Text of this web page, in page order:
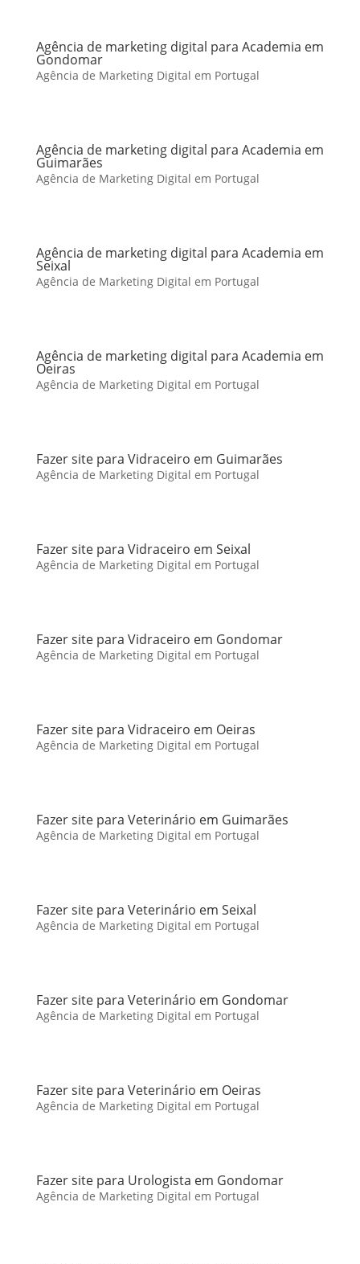
Agência de marketing digital para Academia em
Gondomar
Agência de Marketing Digital em Portugal
Agência de marketing digital para Academia em
Guimarães
Agência de Marketing Digital em Portugal
Agência de marketing digital para Academia em
Seixal
Agência de Marketing Digital em Portugal
Agência de marketing digital para Academia em
Oeiras
Agência de Marketing Digital em Portugal
Fazer site para Vidraceiro em Guimarães
Agência de Marketing Digital em Portugal
Fazer site para Vidraceiro em Seixal
Agência de Marketing Digital em Portugal
Fazer site para Vidraceiro em Gondomar
Agência de Marketing Digital em Portugal
Fazer site para Vidraceiro em Oeiras
Agência de Marketing Digital em Portugal
Fazer site para Veterinário em Guimarães
Agência de Marketing Digital em Portugal
Fazer site para Veterinário em Seixal
Agência de Marketing Digital em Portugal
Fazer site para Veterinário em Gondomar
Agência de Marketing Digital em Portugal
Fazer site para Veterinário em Oeiras
Agência de Marketing Digital em Portugal
Fazer site para Urologista em Gondomar
Agência de Marketing Digital em Portugal